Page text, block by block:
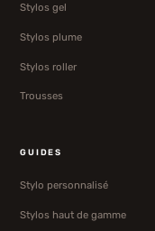
Stylos gel
Stylos plume
Stylos roller
Trousses
GUIDES
Stylo personnalisé
Stylos haut de gamme